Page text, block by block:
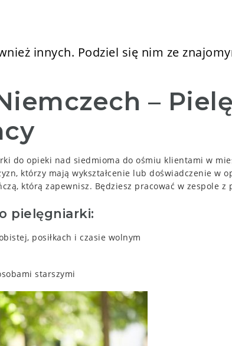
innych. Podziel się nim ze
–
do opieki nad siedmioma do ośmiu klientami w
którzy mają wykształcenie lub doświadczenie
którą zapewnisz. Będziesz pracować w zespole
pielęgniarki:
posiłkach i czasie wolnym
starszymi